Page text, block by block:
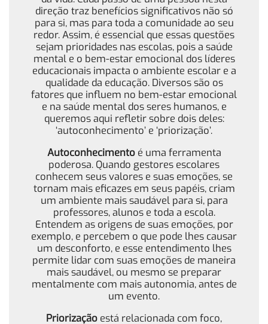
direção traz benefícios significativos não só
para si, mas para toda a comunidade ao seu
redor. Assim, é essencial que essas questões
sejam prioridades nas escolas, pois a saúde
mental e o bem-estar emocional dos líderes
educacionais impacta o ambiente escolar e a
qualidade da educação. Diversos são os
fatores que influem no bem-estar emocional
e na saúde mental dos seres humanos, e
queremos aqui refletir sobre dois deles:
‘autoconhecimento’ e ‘priorização’.
Autoconhecimentoé uma ferramenta
poderosa. Quando gestores escolares
conhecem seus valores e suas emoções, se
tornam mais eficazes em seus papéis, criam
um ambiente mais saudável para si, para
professores, alunos e toda a escola.
Entendem as origens de suas emoções, por
exemplo, e percebem o que pode lhes causar
um desconforto, e esse entendimento lhes
permite lidar com suas emoções de maneira
mais saudável, ou mesmo se preparar
mentalmente com mais autonomia, antes de
um evento.
Priorização está relacionada com foco,